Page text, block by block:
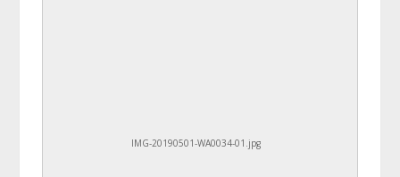
IMG-20190501-WA0034-01.jpg